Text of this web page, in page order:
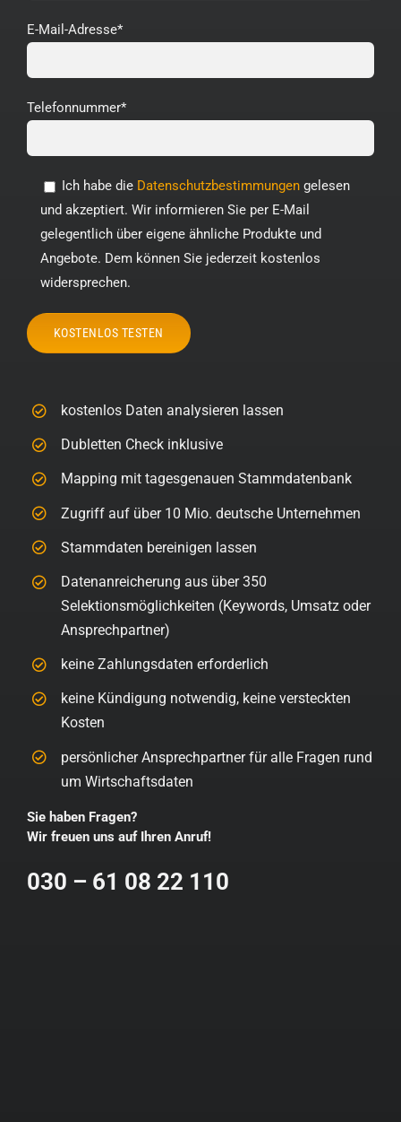
kostenlos Daten analysieren lassen
Dubletten Check inklusive
Mapping mit tagesgenauen Stammdatenbank
Zugriff auf über 10 Mio. deutsche Unternehmen
Stammdaten bereinigen lassen
Datenanreicherung aus über 350
Selektionsmöglichkeiten (Keywords, Umsatz oder
Ansprechpartner)
keine Zahlungsdaten erforderlich
keine Kündigung notwendig, keine versteckten
Kosten
persönlicher Ansprechpartner für alle Fragen rund
um Wirtschaftsdaten
Sie haben Fragen?
Wir freuen uns auf Ihren Anruf!
030 – 61 08 22 110
E-Mail-Adresse*
Telefonnummer*
Ich habe die Datenschutzbestimmungen gelesen
und akzeptiert. Wir informieren Sie per E-Mail
gelegentlich über eigene ähnliche Produkte und
Angebote. Dem können Sie jederzeit kostenlos
widersprechen.